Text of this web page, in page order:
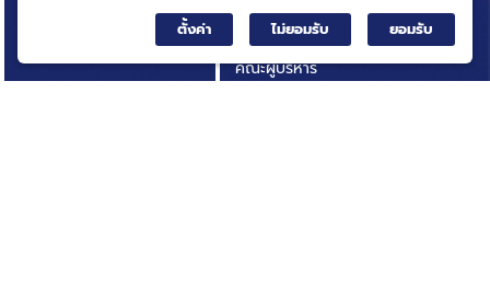
ประกาศการจัดซื้อจัดจ้าง
คณะกรรมการ
คณะผู้บริหาร
ตั้งค่า
ไม่ยอมรับ ยอมรับ